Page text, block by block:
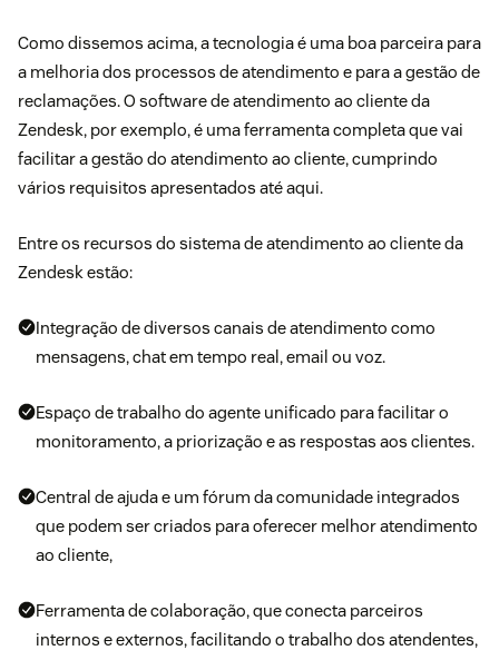
Como dissemos acima, a tecnologia é uma boa parceira para
a melhoria dos processos de atendimento e para a gestão de
reclamações. O software de atendimento ao cliente da
Zendesk, por exemplo,é uma ferramenta completa que vai
facilitar a gestão do atendimento ao cliente, cumprindo
vários requisitos apresentados até aqui.
Entre os recursos do sistema de atendimento ao cliente da
Zendesk estão:
Integração de diversos canais de atendimento como
mensagens, chat em tempo real, email ou voz.
Espaço de trabalho do agente unificado para facilitar o
monitoramento, a priorização e as respostas aos clientes.
Central de ajuda e um fórum da comunidade integrados
que podem ser criados para oferecer melhor atendimento
ao cliente,
Ferramenta de colaboração, que conecta parceiros
internos e externos, facilitando o trabalho dos atendentes,